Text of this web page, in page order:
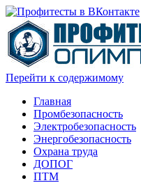
Перейти к содержимому
Главная
Промбезопасность
Электробезопасность
Энергобезопасность
Охрана труда
ДОПОГ
ПТМ